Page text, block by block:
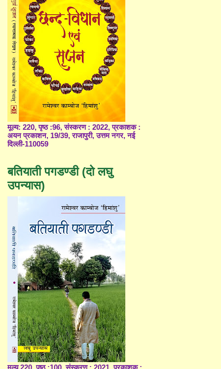
मूल्य: 220, पृष्ठ :96, संस्करण : 2022, प्रकाशक :
अयन प्रकाशन, 19/39, राजापुरी, उत्तम नगर, नई
दिल्ली-110059
बतियाती पगडण्डी (दो लघु
उपन्यास)